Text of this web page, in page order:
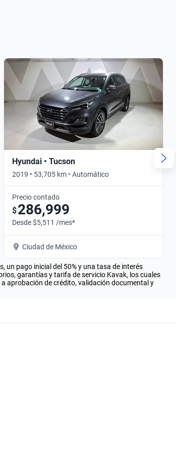
Hyundai • Tucson
2019 • 53,705 km • Automático
Precio contado
$286,999
Desde $5,511 /mes*
Ciudad de México
un pago inicial del 50% y una tasa de interés
garantías y tarifa de servicio Kavak, los cuales
aprobación de crédito, validación documental y